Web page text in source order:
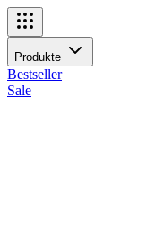
Navigationsmenü
Produkte
Produkte
Bestseller
Sale